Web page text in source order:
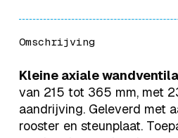
Omschrijving
Kleine axiale
van 215 tot 365 mm, met
aandrijving. Geleverd met
rooster en steunplaat.